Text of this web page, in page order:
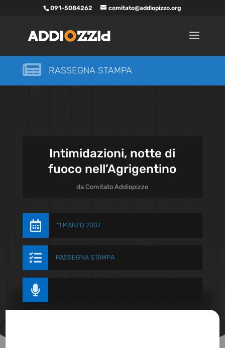
091-5084262 comitato@addiopizzo.org
 RASSEGNA STAMPA
Intimidazioni, notte di
fuoco nell’Agrigentino
daComitato Addiopizzo
 11 MARZO 2007
 RASSEGNA STAMPA
